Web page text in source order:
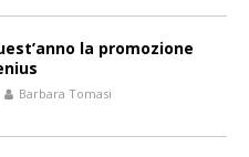
la promozione
Barbara Tomasi